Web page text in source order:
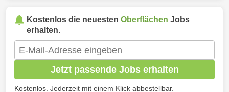
Kostenlos die neuesten Oberflächen Jobs
erhalten.
Jetzt passende Jobs erhalten
Kostenlos. Jederzeit mit einem Klick abbestellbar.